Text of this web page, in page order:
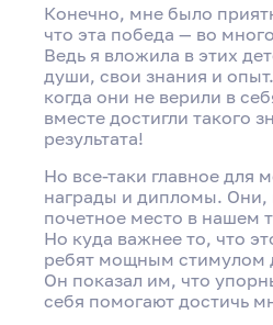
Конечно, мне было
что эта победа — во
Ведь я вложила в этих
души, свои знания и
когда они не верили в
вместе достигли такого
результата!
Но все-таки главное для
награды и дипломы. Они,
почетное место в нашем
Но куда важнее то, что
ребят мощным стимулом
Он показал им, что
себя помогают достичь